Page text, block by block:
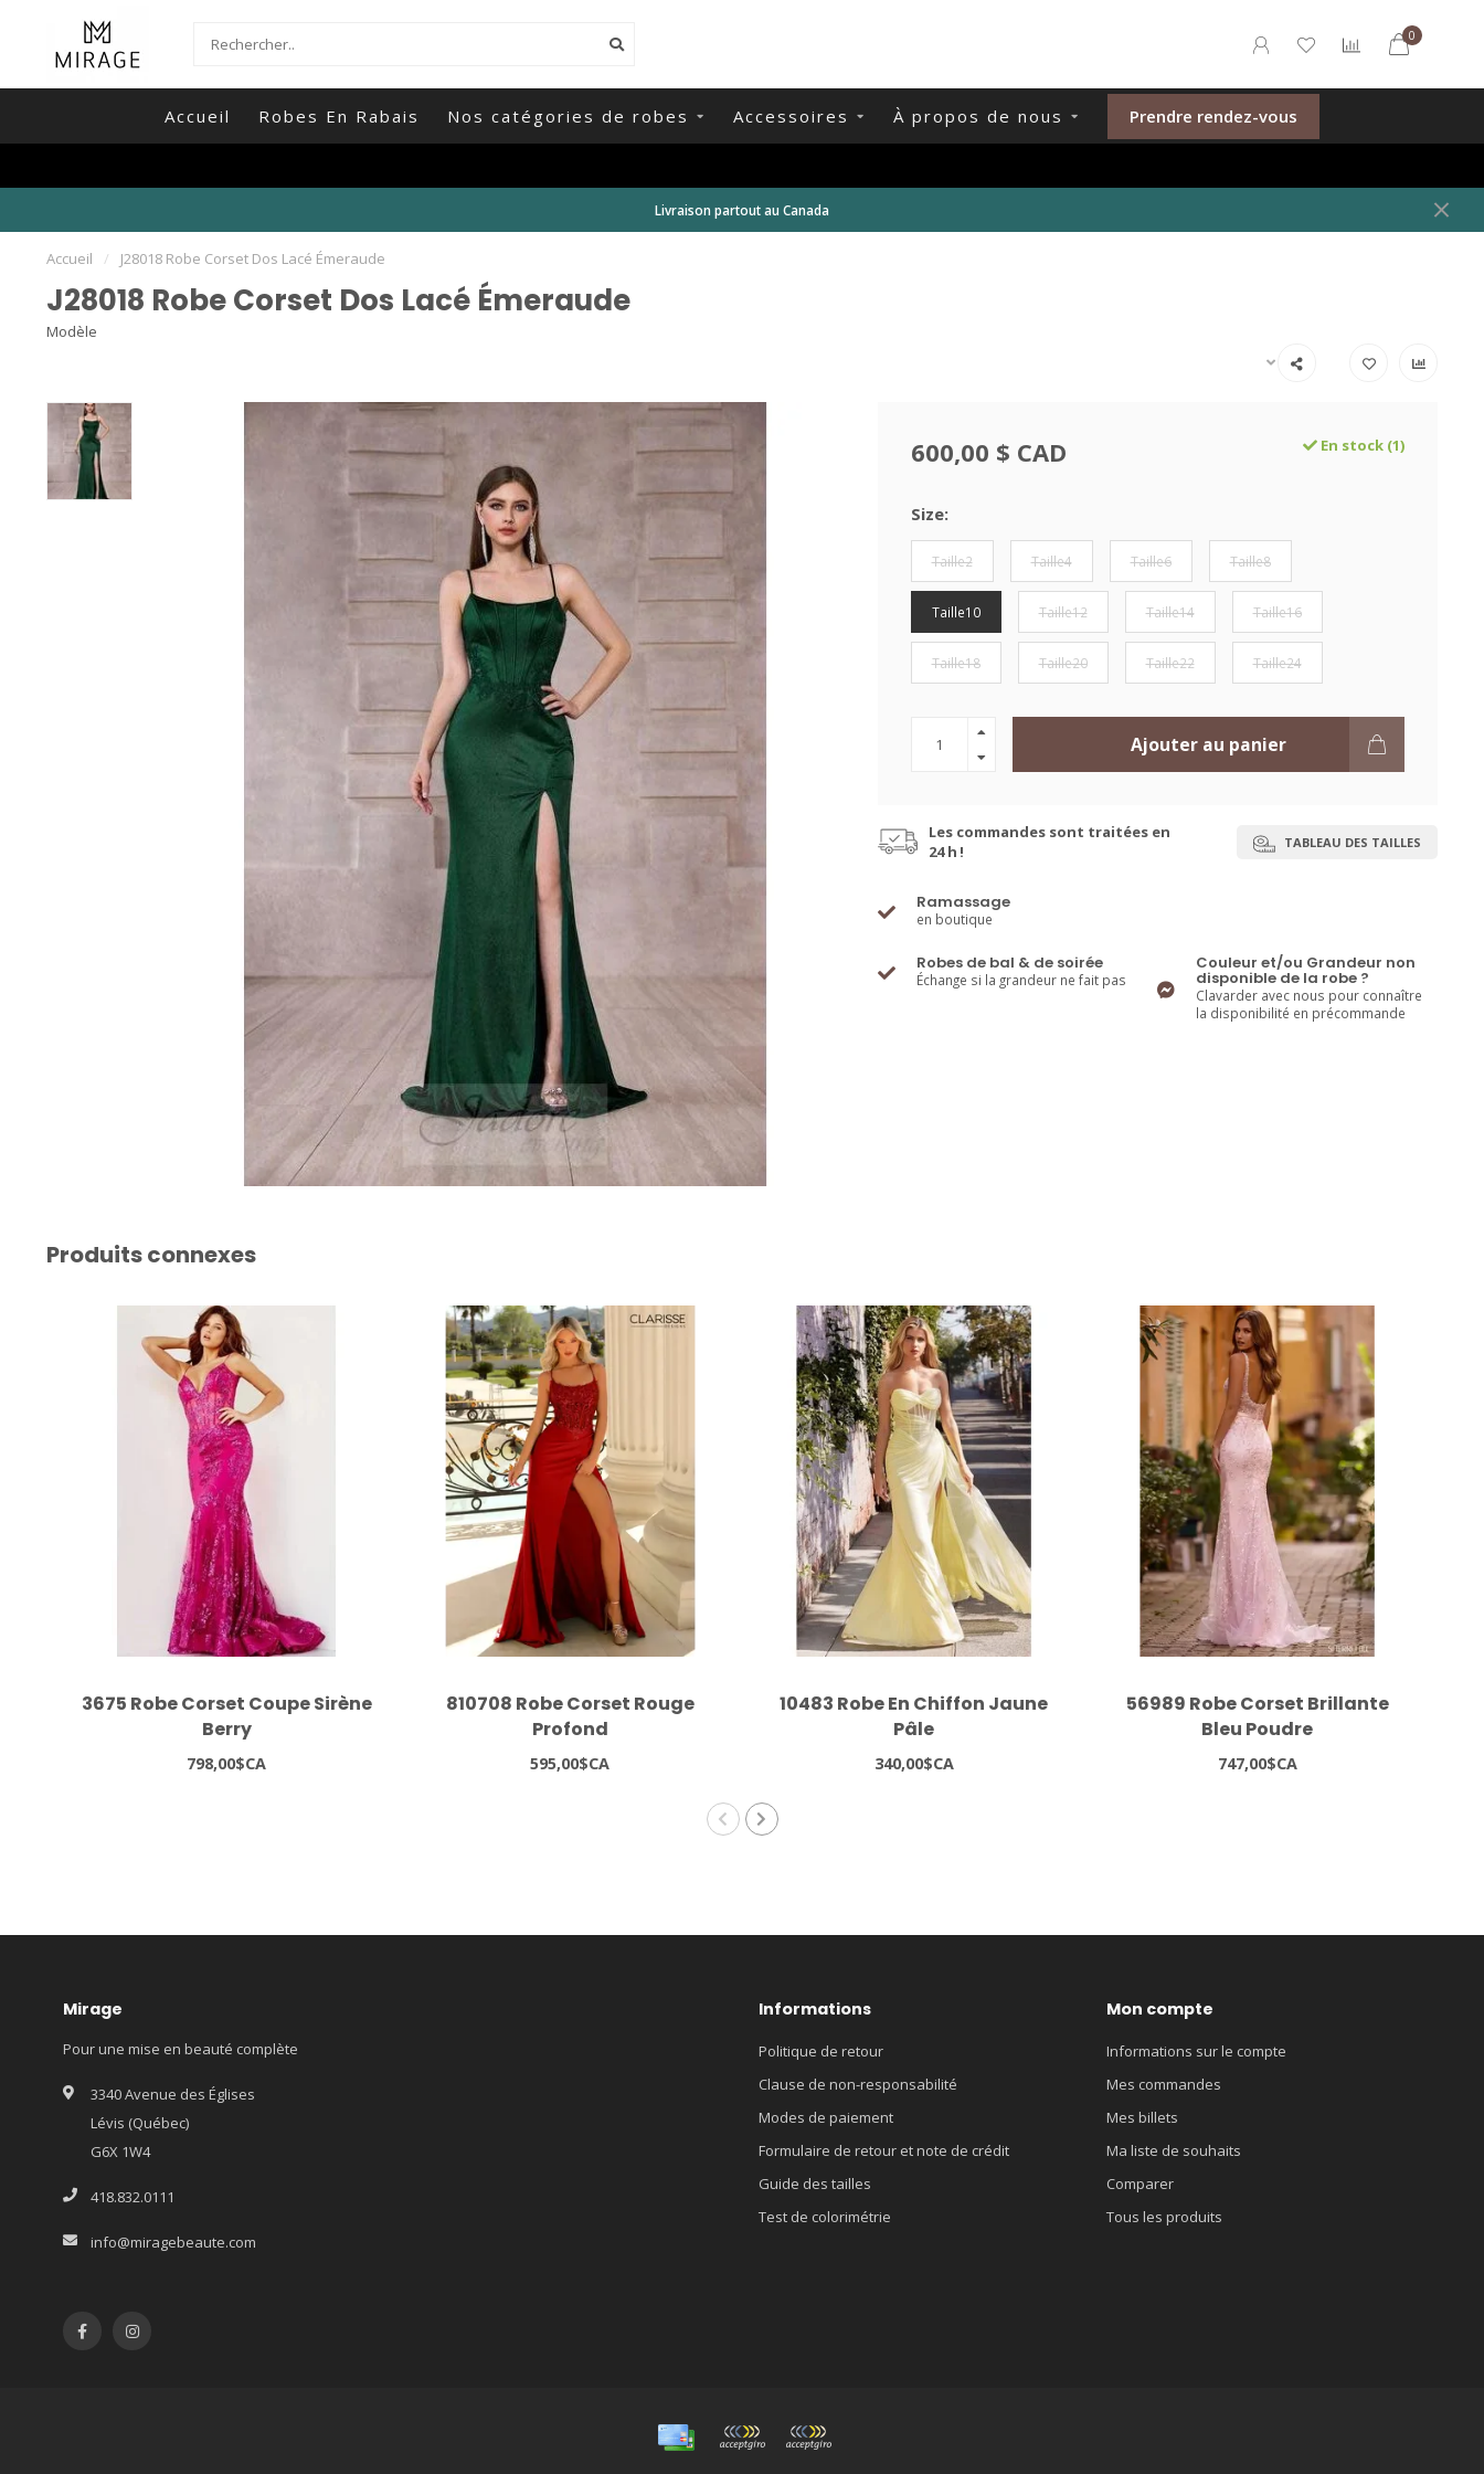
0
Accueil Robes En Rabais Nos catégories de robes Accessoires À propos de nous Prendre rendez-vous
Livraison partout au Canada
Accueil / J28018 Robe Corset Dos Lacé Émeraude
J28018 Robe Corset Dos Lacé Émeraude
Modèle
600,00 $ CAD En stock (1)
Size:
Taille2 Taille4 Taille6 Taille8
Taille10 Taille12 Taille14 Taille16
Taille18 Taille20 Taille22 Taille24
Ajouter au panier
Les commandes sont traitées en
24 h !
TABLEAU DES TAILLES
Ramassage
en boutique
Robes de bal & de soirée
Échange si la grandeur ne fait pas
Couleur et/ou Grandeur non
disponible de la robe ?
Clavarder avec nous pour connaître
la disponibilité en précommande
Produits connexes
3675 Robe Corset Coupe Sirène
Berry
798,00$CA
810708 Robe Corset Rouge
Profond
595,00$CA
10483 Robe En Chiffon Jaune
Pâle
340,00$CA
56989 Robe Corset Brillante
Bleu Poudre
747,00$CA
Mirage
Pour une mise en beauté complète
3340 Avenue des Églises
Lévis (Québec)
G6X 1W4
418.832.0111
info@miragebeaute.com
Informations
Politique de retour
Clause de non-responsabilité
Modes de paiement
Formulaire de retour et note de crédit
Guide des tailles
Test de colorimétrie
Mon compte
Informations sur le compte
Mes commandes
Mes billets
Ma liste de souhaits
Comparer
Tous les produits